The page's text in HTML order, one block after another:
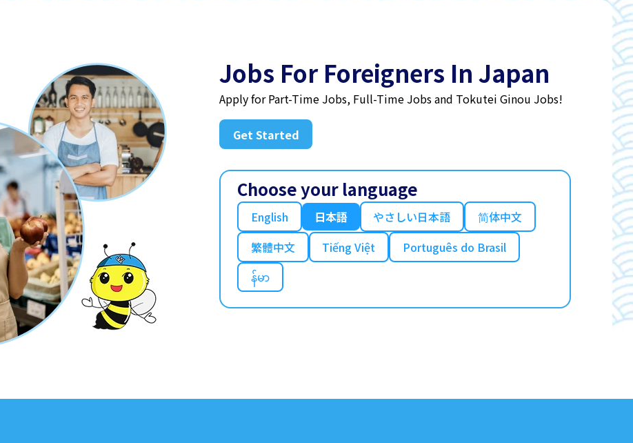
Jobs For Foreigners In Japan
Apply for Part-Time Jobs, Full-Time Jobs and Tokutei Ginou Jobs!
Get Started
Choose your language
English 日本語 やさしい日本語
简体中文
繁體中文
Tiếng Việt
Português do Brasil
န်မာ